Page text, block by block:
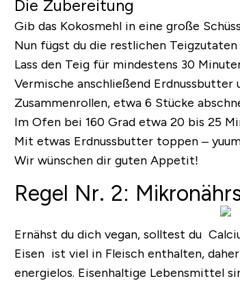
Die Zubereitung
Gib das Kokosmehl in eine große
Nun fügst du die restlichen
Lass den Teig für mindestens 30
Vermische anschließend
Zusammenrollen, etwa 6 Stücke
Im Ofen bei 160 Grad etwa 20 bis 25
Mit etwas Erdnussbutter toppen –
Wir wünschen dir guten Appetit!
Regel Nr. 2:
Ernähst du dich vegan, solltest du
Eisen ist viel in Fleisch enthalten,
energielos. Eisenhaltige Lebensmittel